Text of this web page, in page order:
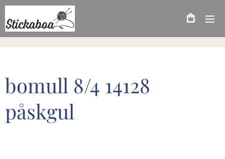
bomull 8/4 14128
påskgul